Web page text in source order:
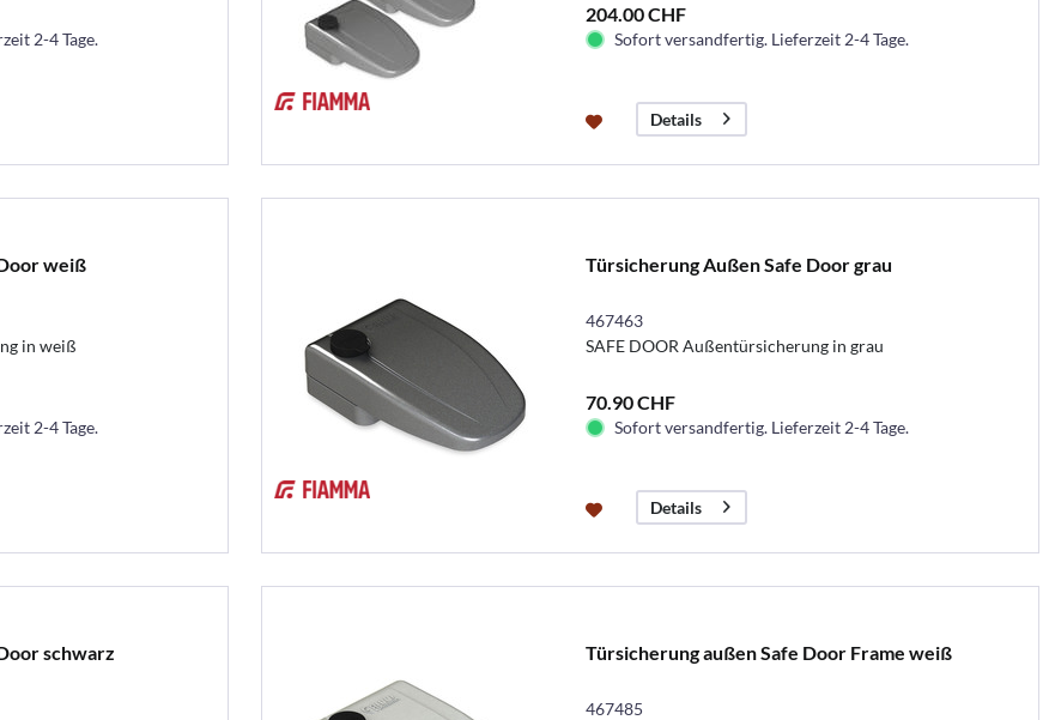
2-4 Tage.
204.00 CHF
Sofort versandfertig. Lieferzeit 2-4 Tage.
Details
weiß
in weiß
2-4 Tage.
Türsicherung Außen Safe Door grau
467463
SAFE DOOR Außentürsicherung in grau
70.90 CHF
Sofort versandfertig. Lieferzeit 2-4 Tage.
Details
schwarz Türsicherung außen Safe Door Frame weiß
467485